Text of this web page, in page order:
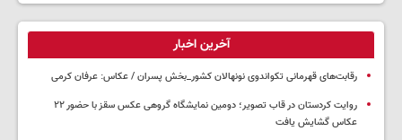
آخرین اخبار
رقابت‌های قهرمانی تکواندوی نونهالان کشور_بخش پسران / عکاس: عرفان کرمی
روایت کردستان در قاب تصویر؛ دومین نمایشگاه گروهی عکس سقز با حضور ۲۲
عکاس گشایش یافت